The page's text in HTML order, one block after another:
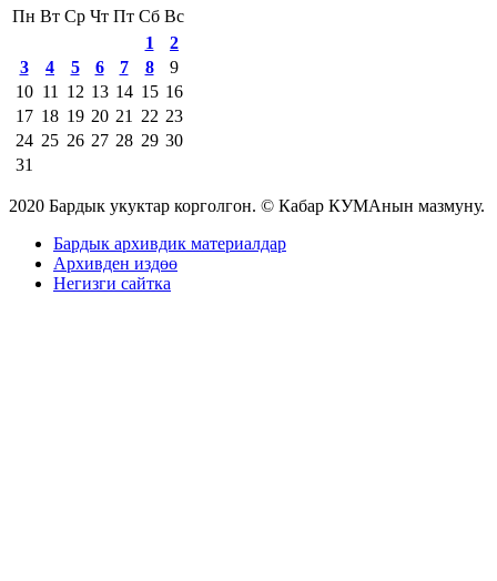
Пн Вт Ср Чт Пт Сб Вс
1
2
3
4 5 6 7 8
9
10 11 12 13 14 15 16
17 18 19 20 21 22 23
24 25 26 27 28 29 30
31
2020 Бардык укуктар корголгон. © Кабар КУМАнын мазмуну.
Бардык архивдик материалдар
Архивден издөө
Негизги сайтка